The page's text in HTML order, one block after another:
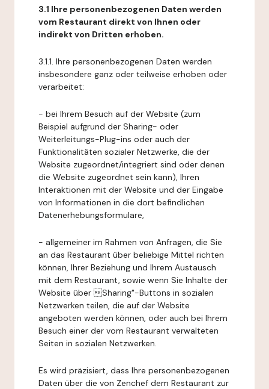
3.1 Ihre personenbezogenen Daten werden
vom Restaurant direkt von Ihnen oder
indirekt von Dritten erhoben.
3.1.1. Ihre personenbezogenen Daten werden
insbesondere ganz oder teilweise erhoben oder
verarbeitet:
- bei Ihrem Besuch auf der Website (zum
Beispiel aufgrund der Sharing- oder
Weiterleitungs-Plug-ins oder auch der
Funktionalitäten sozialer Netzwerke, die der
Website zugeordnet/integriert sind oder denen
die Website zugeordnet sein kann), Ihren
Interaktionen mit der Website und der Eingabe
von Informationen in die dort befindlichen
Datenerhebungsformulare,
- allgemeiner im Rahmen von Anfragen, die Sie
an das Restaurant über beliebige Mittel richten
können, Ihrer Beziehung und Ihrem Austausch
mit dem Restaurant, sowie wenn Sie Inhalte der
Website über Sharing"-Buttons in sozialen
Netzwerken teilen, die auf der Website
angeboten werden können, oder auch bei Ihrem
Besuch einer der vom Restaurant verwalteten
Seiten in sozialen Netzwerken.
Es wird präzisiert, dass Ihre personenbezogenen
Daten über die von Zenchef dem Restaurant zur